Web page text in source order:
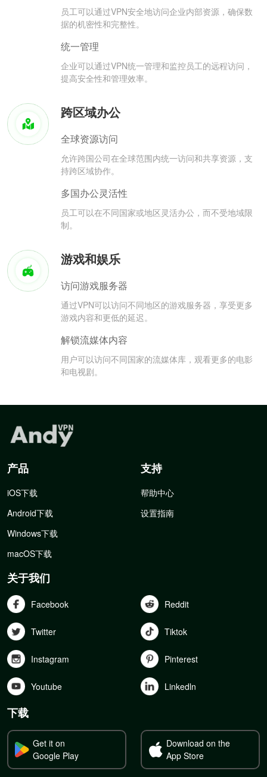
员工可以通过VPN安全地访问企业内部资源，确保数
据的机密性和完整性。
统一管理
企业可以通过VPN统一管理和监控员工的远程访问，
提高安全性和管理效率。
跨区域办公
全球资源访问
允许跨国公司在全球范围内统一访问和共享资源，支
持跨区域协作。
多国办公灵活性
员工可以在不同国家或地区灵活办公，而不受地域限
制。
游戏和娱乐
访问游戏服务器
通过VPN可以访问不同地区的游戏服务器，享受更多
游戏内容和更低的延迟。
解锁流媒体内容
用户可以访问不同国家的流媒体库，观看更多的电影
和电视剧。
产品
iOS下载
Android下载
Windows下载
macOS下载
支持
帮助中心
设置指南
关于我们
Facebook Reddit
Twitter Tiktok
Instagram Pinterest
Youtube Linkedln
下载
Get it on
Google Play
Download on the
App Store